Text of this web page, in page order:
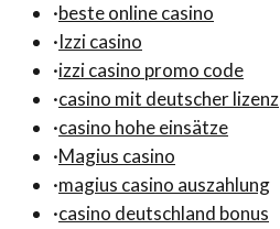
·beste online casino
·Izzi casino
·izzi casino promo code
·casino mit deutscher lizenz
·casino hohe einsätze
·Magius casino
·magius casino auszahlung
·casino deutschland bonus